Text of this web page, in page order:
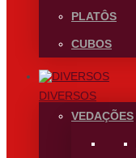
PLATÔS
CUBOS
DIVERSOS
VEDAÇÕES